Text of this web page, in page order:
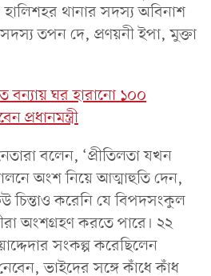
থানার সদস্য অবিনাশ
তপন দে, প্রণয়নী ইপা, মুক্তা
বন্যায় ঘর হারানো ১০০
প্রধানমন্ত্রী
বলেন, ‘প্রীতিলতা যখন
অংশ নিয়ে আত্মাহুতি দেন,
চিন্তাও করেনি যে বিপদসংকুল
অংশগ্রহণ করতে পারে। ২২
সংকল্প করেছিলেন
ভাইদের সঙ্গে কাঁধে কাঁধ